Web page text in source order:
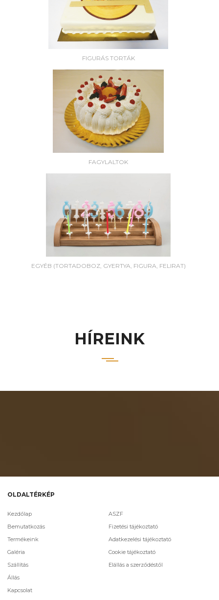
FIGURÁS TORTÁK
FAGYLALTOK
EGYÉB (TORTADOBOZ, GYERTYA, FIGURA, FELIRAT)
HÍREINK
OLDALTÉRKÉP
Kezdőlap
Bemutatkozás
Termékeink
Galéria
Szállítás
Állás
Kapcsolat
ASZF
Fizetési tájékoztató
Adatkezelési tájékoztató
Cookie tájékoztató
Elállás a szerződéstől